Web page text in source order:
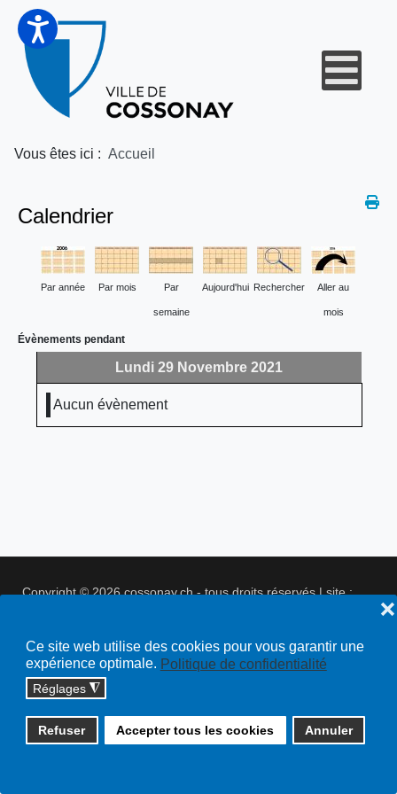
Ce site web utilise des cookies pour vous garantir une
expérience optimale. Politique de confidentialité
Réglages ◮
Refuser Accepter tous les cookies Annuler
❌
Vous êtes ici : Accueil
Calendrier
Par année Par mois Par
semaine
Aujourd'hui Rechercher Aller au
mois
Évènements pendant
Lundi 29 Novembre 2021
Aucun évènement
Copyright © 2026 cossonay.ch - tous droits réservés | site :
Plan du site